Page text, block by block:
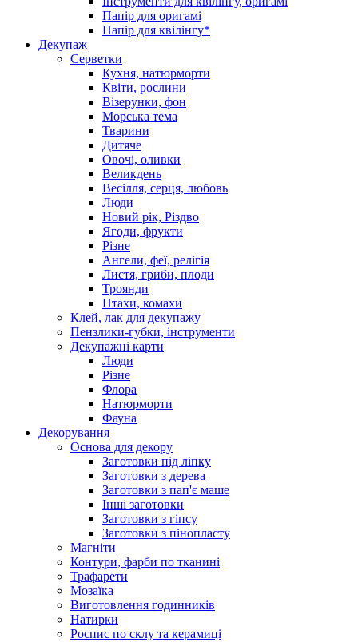
Папір для оригамі
Папір для квілінгу*
Декупаж
Серветки
Кухня, натюрморти
Квіти, рослини
Візерунки, фон
Морська тема
Тварини
Дитяче
Овочі, оливки
Великдень
Весілля, серця, любовь
Люди
Новий рік, Різдво
Ягоди, фрукти
Різне
Ангели, феї, релігія
Листя, гриби, плоди
Троянди
Птахи, комахи
Клей, лак для декупажу
Пензлики-губки, інструменти
Декупажні карти
Люди
Різне
Флора
Натюрморти
Фауна
Декорування
Основа для декору
Заготовки під ліпку
Заготовки з дерева
Заготовки з пап'є маше
Інші заготовки
Заготовки з гіпсу
Заготовки з пінопласту
Магніти
Контури, фарби по тканині
Трафарети
Мозаїка
Виготовлення годинників
Натирки
Роспис по склу та керамиці